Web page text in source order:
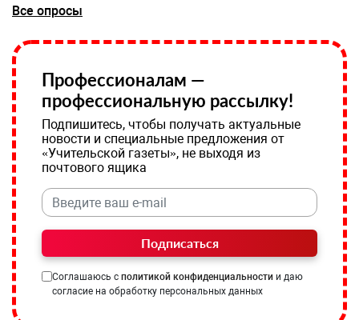
Все опросы
Профессионалам —
профессиональную рассылку!
Подпишитесь, чтобы получать актуальные
новости и специальные предложения от
«Учительской газеты», не выходя из
почтового ящика
Подписаться
Соглашаюсь с политикой конфиденциальности и даю
согласие на обработку персональных данных